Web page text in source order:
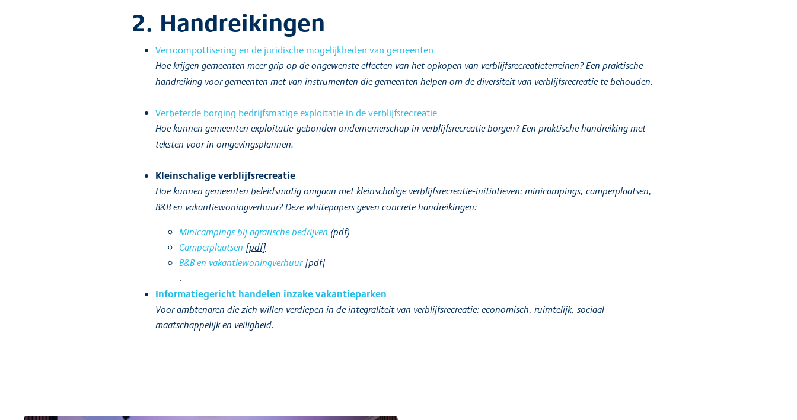
2. Handreikingen
Verroompottisering en de juridische mogelijkheden van gemeenten
Hoe krijgen gemeenten meer grip op de ongewenste effecten van het opkopen van verblijfsrecreatieterreinen? Een praktische
handreiking voor gemeenten met van instrumenten die gemeenten helpen om de diversiteit van verblijfsrecreatie te behouden.
Verbeterde borging bedrijfsmatige exploitatie in de verblijfsrecreatie
Hoe kunnen gemeenten exploitatie-gebonden ondernemerschap in verblijfsrecreatie borgen? Een praktische handreiking met
teksten voor in omgevingsplannen.
Kleinschalige verblijfsrecreatie
Hoe kunnen gemeenten beleidsmatig omgaan met kleinschalige verblijfsrecreatie-initiatieven: minicampings, camperplaatsen,
B&B en vakantiewoningverhuur? Deze whitepapers geven concrete handreikingen:
Minicampings bij agrarische bedrijven (pdf)
Camperplaatsen [pdf]
B&B en vakantiewoningverhuur [pdf]
.
Informatiegericht handelen inzake vakantieparken
Voor ambtenaren die zich willen verdiepen in de integraliteit van verblijfsrecreatie: economisch, ruimtelijk, sociaal-
maatschappelijk en veiligheid.